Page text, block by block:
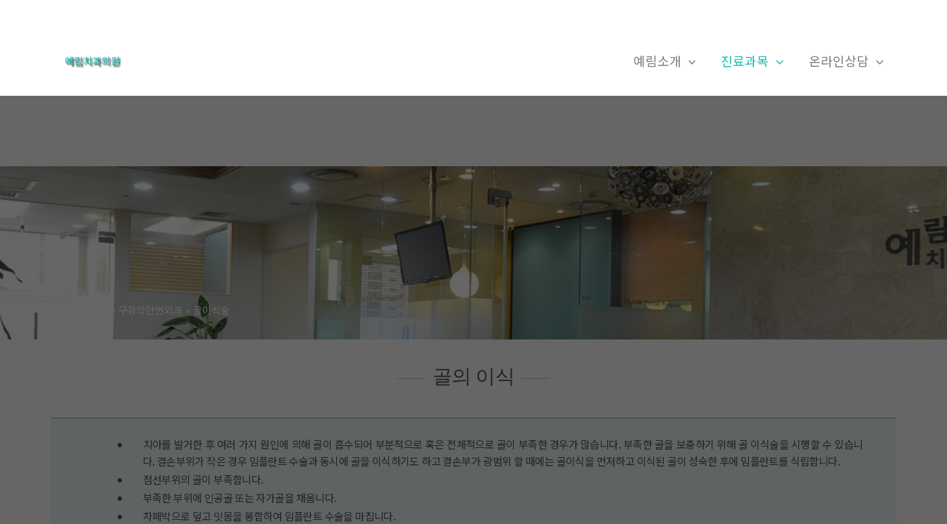
건
예림치과의원 예림소개 진료과목 온라인상담
골이식술
구강악안면외과 골이식술
골의 이식
치아를 발거한 후 여러 가지 원인에 의해 골이 흡수되어 부분적으로 혹은 전체적으로 골이 부족한 경우가 많습니다. 부족한 골을 보충하기 위해 골 이식술을 시행할 수 있습니
다. 결손부위가 작은 경우 임플란트 수술과 동시에 골을 이식하기도 하고 결손부가 광범위 할 때에는 골이식을 먼저하고 이식된 골이 성숙한 후에 임플란트를 식립합니다.
점선부위의 골이 부족합니다.
부족한 부위에 인공골 또는 자가골을 채웁니다.
차페박으로 덮고 잇몸을 봉합하여 임플란트 수술을 마칩니다.